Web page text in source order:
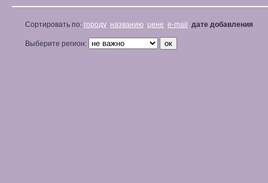
Сортировать по: городу названию цене e-mail дате добавления
Выберите регион: